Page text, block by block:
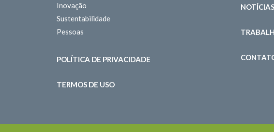
Inovação
Sustentabilidade
Pessoas
POLÍTICA DE PRIVACIDADE
TERMOS DE USO
NOTÍCIAS